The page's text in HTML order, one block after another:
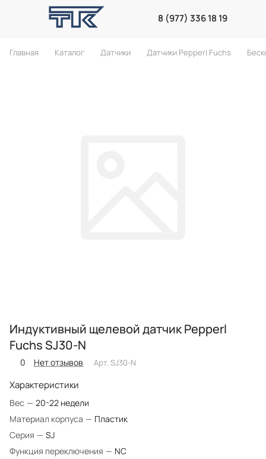
8 (977) 336 18 19
Главная Каталог Датчики Датчики Pepperl Fuchs
Индуктивный щелевой датчик Pepperl
Fuchs SJ30-N
0 Нет отзывов Арт. SJ30-N
Характеристики
Вес — 20-22 недели
Материал корпуса — Пластик
Серия — SJ
Функция переключения — NC